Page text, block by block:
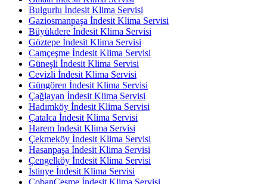
Bulgurlu İndesit Klima Servisi
Gaziosmanpaşa İndesit Klima Servisi
Büyükdere İndesit Klima Servisi
Göztepe İndesit Klima Servisi
Camçeşme İndesit Klima Servisi
Güneşli İndesit Klima Servisi
Cevizli İndesit Klima Servisi
Güngören İndesit Klima Servisi
Çağlayan İndesit Klima Servisi
Hadımköy İndesit Klima Servisi
Çatalca İndesit Klima Servisi
Harem İndesit Klima Servisi
Çekmeköy İndesit Klima Servisi
Hasanpaşa İndesit Klima Servisi
Çengelköy İndesit Klima Servisi
İstinye İndesit Klima Servisi
ÇobanÇesme İndesit Klima Servisi